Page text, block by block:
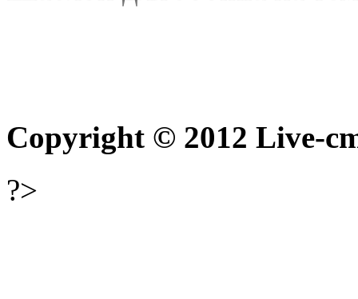
Copyright © 2012 Live-
?>